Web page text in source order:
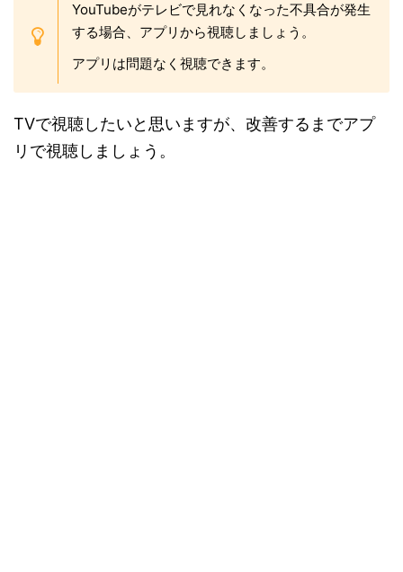
YouTubeがテレビで見れなくなった不具合が発生
する場合、アプリから視聴しましょう。
アプリは問題なく視聴できます。
TVで視聴したいと思いますが、改善するまでアプ
リで視聴しましょう。